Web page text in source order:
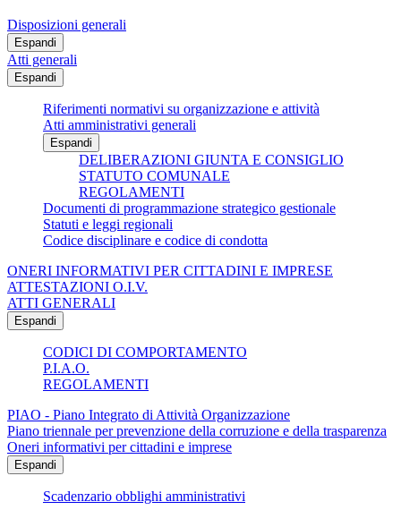
Disposizioni generali
Espandi
Atti generali
Espandi
Riferimenti normativi su organizzazione e attività
Atti amministrativi generali
Espandi
DELIBERAZIONI GIUNTA E CONSIGLIO
STATUTO COMUNALE
REGOLAMENTI
Documenti di programmazione strategico gestionale
Statuti e leggi regionali
Codice disciplinare e codice di condotta
ONERI INFORMATIVI PER CITTADINI E IMPRESE
ATTESTAZIONI O.I.V.
ATTI GENERALI
Espandi
CODICI DI COMPORTAMENTO
P.I.A.O.
REGOLAMENTI
PIAO - Piano Integrato di Attività Organizzazione
Piano triennale per prevenzione della corruzione e della trasparenza
Oneri informativi per cittadini e imprese
Espandi
Scadenzario obblighi amministrativi